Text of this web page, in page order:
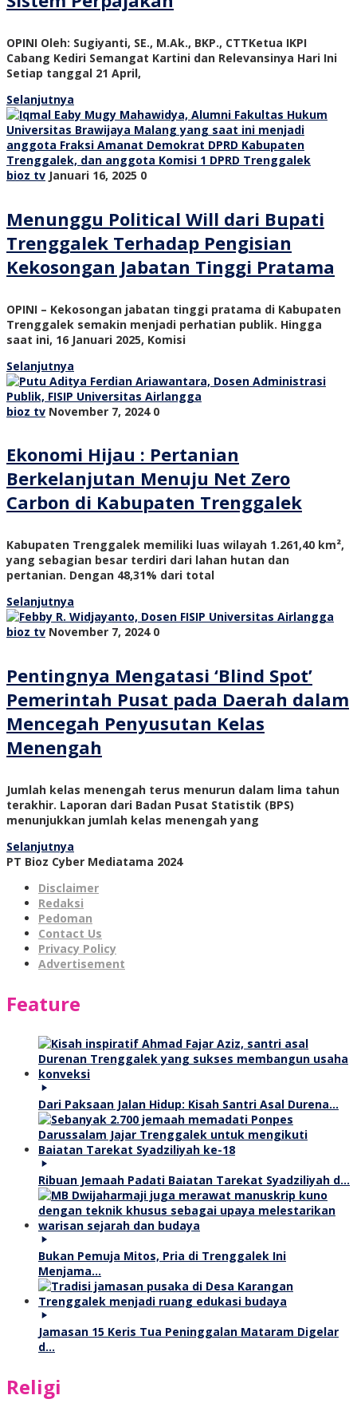
OPINI Oleh: Sugiyanti, SE., M.Ak., BKP., CTTKetua IKPI
Cabang Kediri Semangat Kartini dan Relevansinya Hari Ini
Setiap tanggal 21 April,
Selanjutnya
bioz tv Januari 16, 2025 0
Menunggu Political Will dari Bupati
Trenggalek Terhadap Pengisian
Kekosongan Jabatan Tinggi Pratama
OPINI – Kekosongan jabatan tinggi pratama di Kabupaten
Trenggalek semakin menjadi perhatian publik. Hingga
saat ini, 16 Januari 2025, Komisi
Selanjutnya
bioz tv November 7, 2024 0
Ekonomi Hijau : Pertanian
Berkelanjutan Menuju Net Zero
Carbon di Kabupaten Trenggalek
Kabupaten Trenggalek memiliki luas wilayah 1.261,40 km²,
yang sebagian besar terdiri dari lahan hutan dan
pertanian. Dengan 48,31% dari total
Selanjutnya
bioz tv November 7, 2024 0
Pentingnya Mengatasi ‘Blind Spot’
Pemerintah Pusat pada Daerah dalam
Mencegah Penyusutan Kelas
Menengah
Jumlah kelas menengah terus menurun dalam lima tahun
terakhir. Laporan dari Badan Pusat Statistik (BPS)
menunjukkan jumlah kelas menengah yang
Selanjutnya
PT Bioz Cyber Mediatama 2024
Disclaimer
Redaksi
Pedoman
Contact Us
Privacy Policy
Advertisement
Feature
Dari Paksaan Jalan Hidup: Kisah Santri Asal Durena…
Ribuan Jemaah Padati Baiatan Tarekat Syadziliyah d…
Bukan Pemuja Mitos, Pria di Trenggalek Ini
Menjama…
Jamasan 15 Keris Tua Peninggalan Mataram Digelar
d…
Religi